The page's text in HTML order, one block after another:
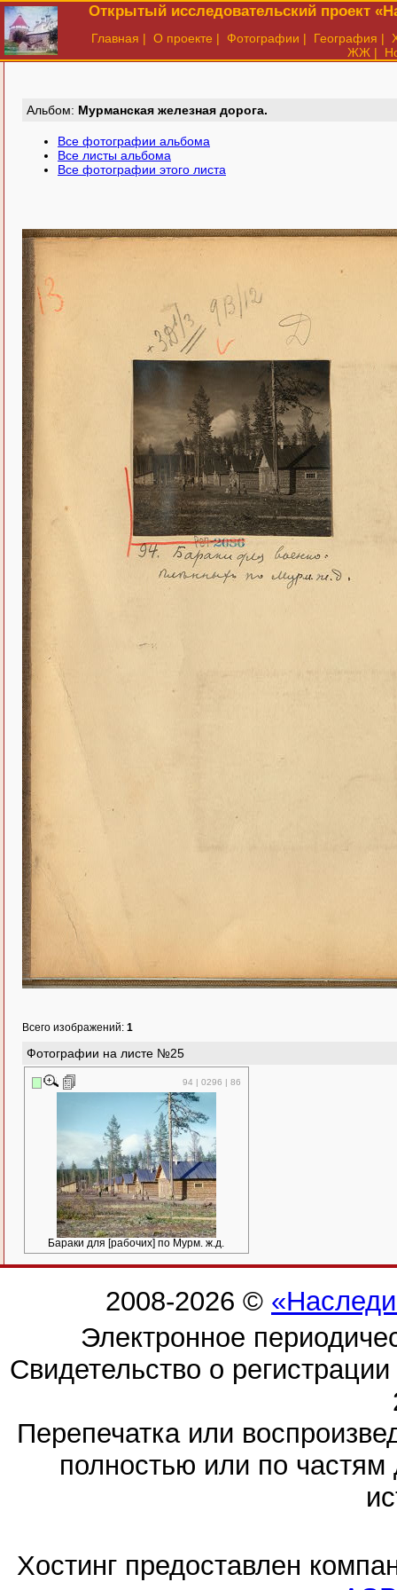
Открытый исследовательский проект
Главная | О проекте | Фотографии | География |
ЖЖ |
Aльбом: Мурманская железная дорога.
Все фотографии альбома
Все листы альбома
Все фотографии этого листа
Всего изображений: 1
Фотографии на листе №25
94 | 0296 | 86
Бараки для [рабочих] по Мурм. ж.д.
2008-2026 ©
Электронное
Свидетельство о
Перепечатка или
полностью или по частям
Хостинг предоставлен